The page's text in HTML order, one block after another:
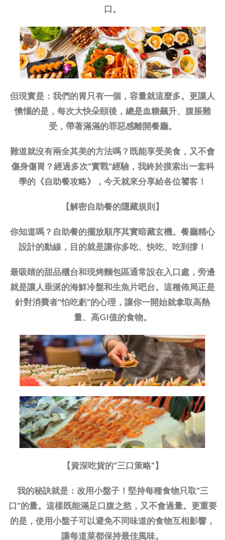
口。
但現實是：我們的胃只有一個，容量就這麼多。更讓人
懊惱的是，每次大快朵頤後，總是血糖飆升、腹脹難
受，帶著滿滿的罪惡感離開餐廳。
難道就沒有兩全其美的方法嗎？既能享受美食，又不會
傷身傷胃？經過多次"實戰"經驗，我終於摸索出一套科
學的《自助餐攻略》，今天就來分享給各位饕客！
【解密自助餐的隱藏規則】
你知道嗎？自助餐的擺放順序其實暗藏玄機。餐廳精心
設計的動線，目的就是讓你多吃、快吃、吃到撐！
最吸睛的甜品櫃台和現烤麵包區通常設在入口處，旁邊
就是讓人垂涎的海鮮冷盤和生魚片吧台。這種佈局正是
針對消費者"怕吃虧"的心理，讓你一開始就拿取高熱
量、高GI值的食物。
【資深吃貨的"三口策略"】
我的秘訣就是：改用小盤子！堅持每種食物只取"三
口"的量。這樣既能滿足口腹之慾，又不會過量。更重要
的是，使用小盤子可以避免不同味道的食物互相影響，
讓每道菜都保持最佳風味。